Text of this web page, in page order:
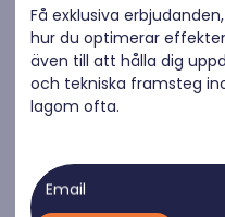
Få exklusiva
hur du optimerar
även till att hålla dig
och tekniska framsteg
lagom ofta.
Email